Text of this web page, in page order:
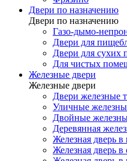
Двери по назначению
Двери по назначению
Газо-дымо-
Двери для
Двери для сухих
Для чистых
Железные двери
Железные двери
Двери железные
Уличные
Двойные
Деревянная
Железная дверь в
Железная дверь